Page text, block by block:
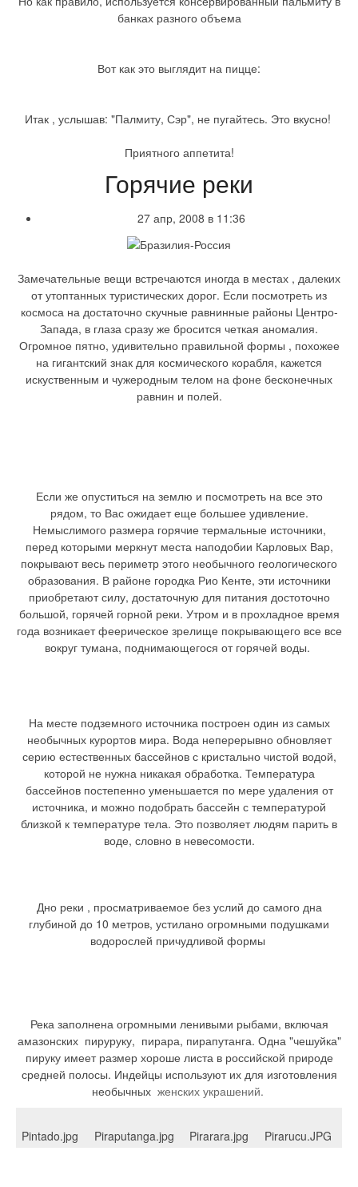
банках разного объема
Вот как это выглядит на пицце:
Итак , услышав: "Палмиту, Сэр", не пугайтесь. Это вкусно!
Приятного аппетита!
Горячие реки
27 апр, 2008 в 11:36
Замечательные вещи встречаются иногда в местах , далеких
от утоптанных туристических дорог. Если посмотреть из
космоса на достаточно скучные равнинные районы Центро-
Запада, в глаза сразу же бросится четкая аномалия.
Огромное пятно, удивительно правильной формы , похожее
на гигантский знак для космического корабля, кажется
искуственным и чужеродным телом на фоне бесконечных
равнин и полей.
Если же опуститься на землю и посмотреть на все это
рядом, то Вас ожидает еще большее удивление.
Немыслимого размера горячие термальные источники,
перед которыми меркнут места наподобии Карловых Вар,
покрывают весь периметр этого необычного геологического
образования. В районе городка Рио Кенте, эти источники
приобретают силу, достаточную для питания достоточно
большой, горячей горной реки. Утром и в прохладное время
года возникает феерическое зрелище покрывающего все все
вокруг тумана, поднимающегося от горячей воды.
На месте подземного источника построен один из самых
необычных курортов мира. Вода неперерывно обновляет
серию естественных бассейнов с кристально чистой водой,
которой не нужна никакая обработка. Температура
бассейнов постепенно уменьшается по мере удаления от
источника, и можно подобрать бассейн с температурой
близкой к температуре тела. Это позволяет людям парить в
воде, словно в невесомости.
Дно реки , просматриваемое без услий до самого дна
глубиной до 10 метров, устилано огромными подушками
водорослей причудливой формы
Река заполнена огромными ленивыми рыбами, включая
амазонских пируруку, пирара, пирапутанга. Одна "чешуйка"
пируку имеет размер хороше листа в российской природе
средней полосы. Индейцы используют их для изготовления
необычных женских украшений.
Pintado.jpg Piraputanga.jpg Pirarara.jpg Pirarucu.JPG